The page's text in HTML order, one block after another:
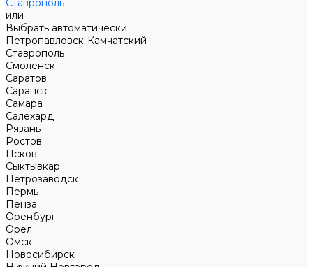
Ставрополь
или
Выбрать автоматически
Петропавловск-Камчатский
Ставрополь
Смоленск
Саратов
Саранск
Самара
Салехард
Рязань
Ростов
Псков
Сыктывкар
Петрозаводск
Пермь
Пенза
Оренбург
Орел
Омск
Новосибирск